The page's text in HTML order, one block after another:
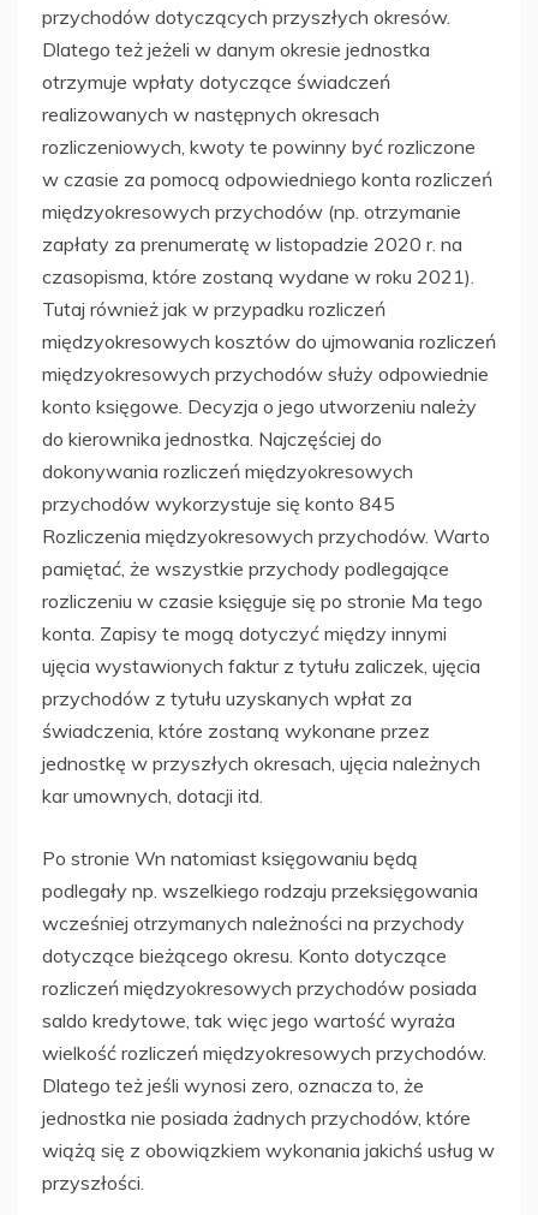
przychodów dotyczących przyszłych okresów.
Dlatego też jeżeli w danym okresie jednostka
otrzymuje wpłaty dotyczące świadczeń
realizowanych w następnych okresach
rozliczeniowych, kwoty te powinny być rozliczone
w czasie za pomocą odpowiedniego konta rozliczeń
międzyokresowych przychodów (np. otrzymanie
zapłaty za prenumeratę w listopadzie 2020 r. na
czasopisma, które zostaną wydane w roku 2021).
Tutaj również jak w przypadku rozliczeń
międzyokresowych kosztów do ujmowania rozliczeń
międzyokresowych przychodów służy odpowiednie
konto księgowe. Decyzja o jego utworzeniu należy
do kierownika jednostka. Najczęściej do
dokonywania rozliczeń międzyokresowych
przychodów wykorzystuje się konto 845
Rozliczenia międzyokresowych przychodów. Warto
pamiętać, że wszystkie przychody podlegające
rozliczeniu w czasie księguje się po stronie Ma tego
konta. Zapisy te mogą dotyczyć między innymi
ujęcia wystawionych faktur z tytułu zaliczek, ujęcia
przychodów z tytułu uzyskanych wpłat za
świadczenia, które zostaną wykonane przez
jednostkę w przyszłych okresach, ujęcia należnych
kar umownych, dotacji itd.
Po stronie Wn natomiast księgowaniu będą
podlegały np. wszelkiego rodzaju przeksięgowania
wcześniej otrzymanych należności na przychody
dotyczące bieżącego okresu. Konto dotyczące
rozliczeń międzyokresowych przychodów posiada
saldo kredytowe, tak więc jego wartość wyraża
wielkość rozliczeń międzyokresowych przychodów.
Dlatego też jeśli wynosi zero, oznacza to, że
jednostka nie posiada żadnych przychodów, które
wiążą się z obowiązkiem wykonania jakichś usług w
przyszłości.